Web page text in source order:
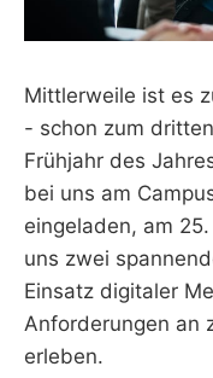
Mittlerweile ist es
- schon zum
Frühjahr des
bei uns am
eingeladen, am
uns zwei
Einsatz digitaler
Anforderungen an
erleben.